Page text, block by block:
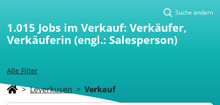
Alle Filter
Suche ändern
1.015 Jobs im Verkauf: Verkäufer,
Verkäuferin (engl.: Salesperson)
> Leverkusen > Verkauf